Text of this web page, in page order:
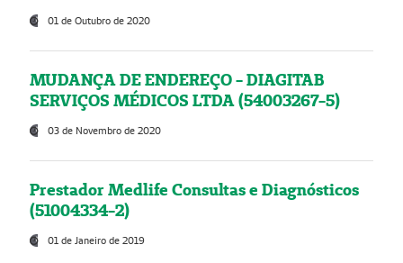
01 de Outubro de 2020
MUDANÇA DE ENDEREÇO - DIAGITAB
SERVIÇOS MÉDICOS LTDA (54003267-5)
03 de Novembro de 2020
Prestador Medlife Consultas e Diagnósticos
(51004334-2)
01 de Janeiro de 2019